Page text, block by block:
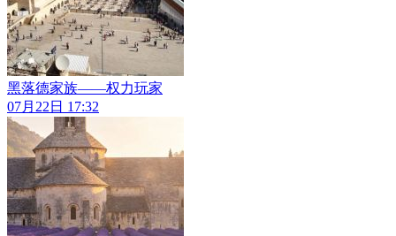
黑落德家族——权力玩家
07月22日 17:32